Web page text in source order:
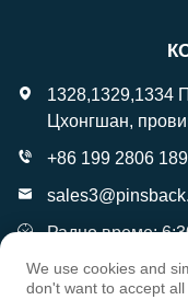
1328,1329,1334
Цхонгшан,
+86 199 2806
Радно време:
We use cookies and
don't want to accept